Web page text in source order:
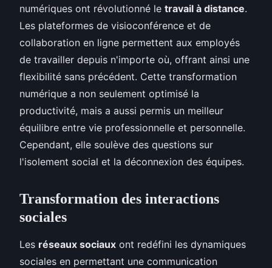
numériques ont révolutionné le travail à distance.
Les plateformes de visioconférence et de
collaboration en ligne permettent aux employés
de travailler depuis n'importe où, offrant ainsi une
flexibilité sans précédent. Cette transformation
numérique a non seulement optimisé la
productivité, mais a aussi permis un meilleur
équilibre entre vie professionnelle et personnelle.
Cependant, elle soulève des questions sur
l'isolement social et la déconnexion des équipes.
Transformation des interactions
sociales
Les réseaux sociaux ont redéfini les dynamiques
sociales en permettant une communication